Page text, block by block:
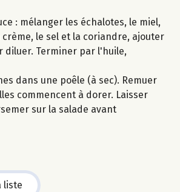
: mélanger les échalotes, le miel,
le sel et la coriandre, ajouter
diluer. Terminer par l'huile,
dans une poêle (à sec). Remuer
commencent à dorer. Laisser
sur la salade avant
liste